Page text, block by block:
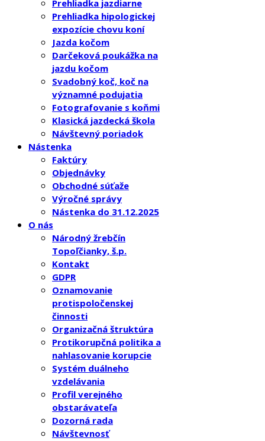
Prehliadka jazdiarne
Prehliadka hipologickej
expozície chovu koní
Jazda kočom
Darčeková poukážka na
jazdu kočom
Svadobný koč, koč na
významné podujatia
Fotografovanie s koňmi
Klasická jazdecká škola
Návštevný poriadok
Nástenka
Faktúry
Objednávky
Obchodné súťaže
Výročné správy
Nástenka do 31.12.2025
O nás
Národný žrebčín
Topoľčianky, š.p.
Kontakt
GDPR
Oznamovanie
protispoločenskej
činnosti
Organizačná štruktúra
Protikorupčná politika a
nahlasovanie korupcie
Systém duálneho
vzdelávania
Profil verejného
obstarávateľa
Dozorná rada
Návštevnosť